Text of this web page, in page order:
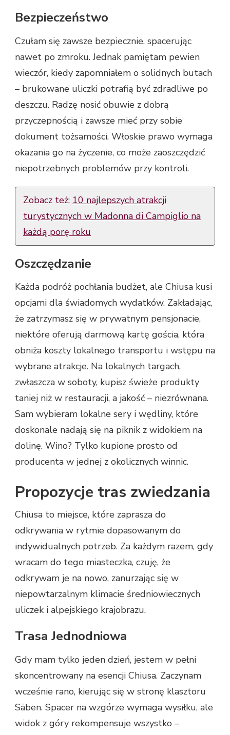
Bezpieczeństwo
Czułam się zawsze bezpiecznie, spacerując
nawet po zmroku. Jednak pamiętam pewien
wieczór, kiedy zapomniałem o solidnych butach
– brukowane uliczki potrafią być zdradliwe po
deszczu. Radzę nosić obuwie z dobrą
przyczepnością i zawsze mieć przy sobie
dokument tożsamości. Włoskie prawo wymaga
okazania go na życzenie, co może zaoszczędzić
niepotrzebnych problemów przy kontroli.
Zobacz też: 10 najlepszych atrakcji
turystycznych w Madonna di Campiglio na
każdą porę roku
Oszczędzanie
Każda podróż pochłania budżet, ale Chiusa kusi
opcjami dla świadomych wydatków. Zakładając,
że zatrzymasz się w prywatnym pensjonacie,
niektóre oferują darmową kartę gościa, która
obniża koszty lokalnego transportu i wstępu na
wybrane atrakcje. Na lokalnych targach,
zwłaszcza w soboty, kupisz świeże produkty
taniej niż w restauracji, a jakość – niezrównana.
Sam wybieram lokalne sery i wędliny, które
doskonale nadają się na piknik z widokiem na
dolinę. Wino? Tylko kupione prosto od
producenta w jednej z okolicznych winnic.
Propozycje tras zwiedzania
Chiusa to miejsce, które zaprasza do
odkrywania w rytmie dopasowanym do
indywidualnych potrzeb. Za każdym razem, gdy
wracam do tego miasteczka, czuję, że
odkrywam je na nowo, zanurzając się w
niepowtarzalnym klimacie średniowiecznych
uliczek i alpejskiego krajobrazu.
Trasa Jednodniowa
Gdy mam tylko jeden dzień, jestem w pełni
skoncentrowany na esencji Chiusa. Zaczynam
wcześnie rano, kierując się w stronę klasztoru
Säben. Spacer na wzgórze wymaga wysiłku, ale
widok z góry rekompensuje wszystko –